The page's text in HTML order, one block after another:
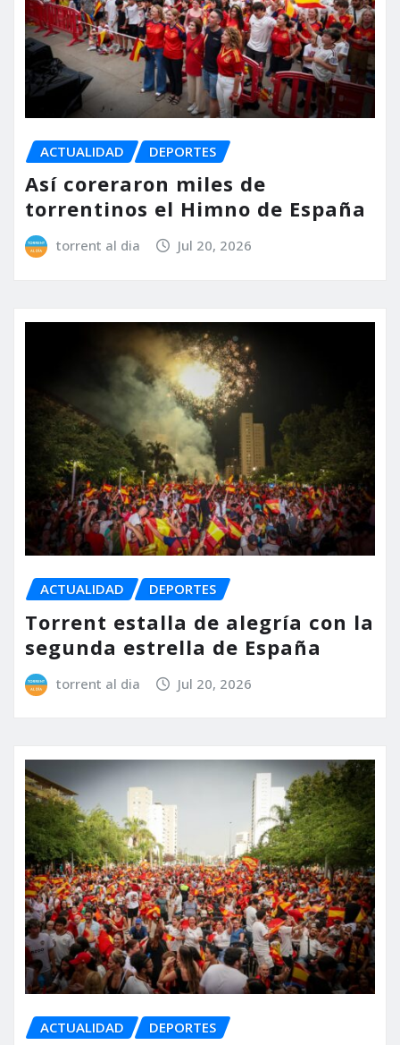
ACTUALIDAD DEPORTES
Así coreraron miles de
torrentinos el Himno de España
torrent al dia Jul 20, 2026
ACTUALIDAD DEPORTES
Torrent estalla de alegría con la
segunda estrella de España
torrent al dia Jul 20, 2026
ACTUALIDAD DEPORTES